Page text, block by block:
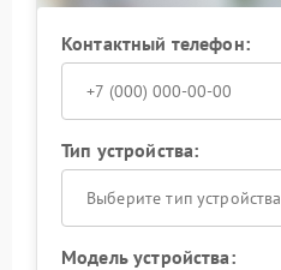
Контактный телефон:
Тип устройства:
Выберите тип устройства
Модель устройства: